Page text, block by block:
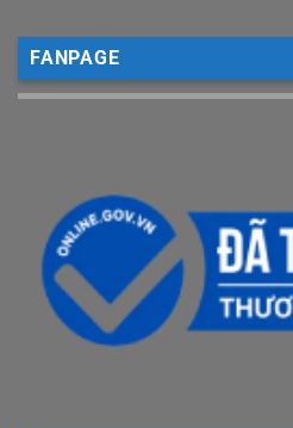
FANPAGE